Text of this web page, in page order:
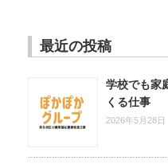
最近の投稿
学校でも家
くる仕事
2026年5月28日